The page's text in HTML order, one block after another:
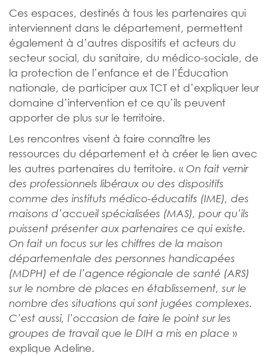
Ces espaces, destinés à tous les partenaires qui
interviennent dans le département, permettent
également à d’autres dispositifs et acteurs du
secteur social, du sanitaire, du médico-sociale, de
la protection de l’enfance et de l’Éducation
nationale, de participer aux TCT et d’expliquer leur
domaine d’intervention et ce qu’ils peuvent
apporter de plus sur le territoire.
Les rencontres visent à faire connaître les
ressources du département et à créer le lien avec
les autres partenaires du territoire. « On fait vernir
des professionnels libéraux ou des dispositifs
comme des instituts médico-éducatifs (IME), des
maisons d’accueil spécialisées (MAS), pour qu’ils
puissent présenter aux partenaires ce qui existe.
On fait un focus sur les chiffres de la maison
départementale des personnes handicapées
(MDPH) et de l’agence régionale de santé (ARS)
sur le nombre de places en établissement, sur le
nombre des situations qui sont jugées complexes.
C’est aussi, l’occasion de faire le point sur les
groupes de travail que le DIH a mis en place »
explique Adeline.